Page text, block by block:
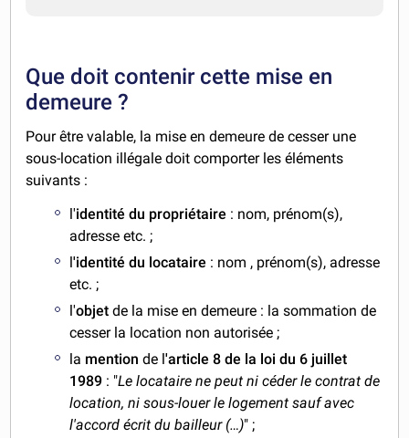
Que doit contenir cette mise en
demeure ?
Pour être valable, la mise en demeure de cesser une
sous-location illégale doit comporter les éléments
suivants :
l'identité du propriétaire : nom, prénom(s),
adresse etc. ;
l'identité du locataire : nom , prénom(s), adresse
etc. ;
l'objet de la mise en demeure : la sommation de
cesser la location non autorisée ;
la mention de l'article 8 de la loi du 6 juillet
1989 : "Le locataire ne peut ni céder le contrat de
location, ni sous-louer le logement sauf avec
l'accord écrit du bailleur (…)" ;